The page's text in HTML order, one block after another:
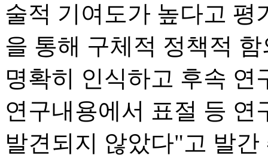
술적 기여도가 높다고
을 통해 구체적 정책적
명확히 인식하고 후속 연
연구내용에서 표절 등
발견되지 않았다"고 발